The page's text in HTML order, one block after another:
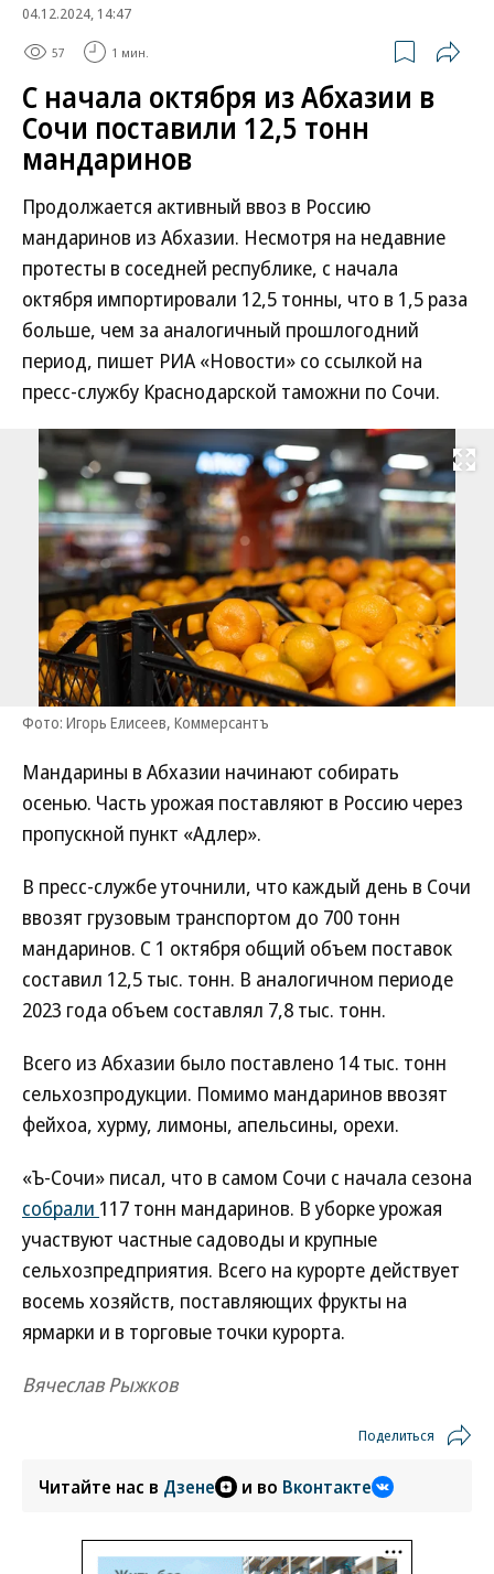
04.12.2024, 14:47
57 1 мин.
С начала октября из Абхазии в
Сочи поставили 12,5 тонн
мандаринов
Продолжается активный ввоз в Россию
мандаринов из Абхазии. Несмотря на недавние
протесты в соседней республике, с начала
октября импортировали 12,5 тонны, что в 1,5 раза
больше, чем за аналогичный прошлогодний
период, пишет РИА «Новости» со ссылкой на
пресс-службу Краснодарской таможни по Сочи.
Развернуть
Фото: Игорь Елисеев, Коммерсантъ
Мандарины в Абхазии начинают собирать
осенью. Часть урожая поставляют в Россию через
пропускной пункт «Адлер».
В пресс-службе уточнили, что каждый день в Сочи
ввозят грузовым транспортом до 700 тонн
мандаринов. С 1 октября общий объем поставок
составил 12,5 тыс. тонн. В аналогичном периоде
2023 года объем составлял 7,8 тыс. тонн.
Всего из Абхазии было поставлено 14 тыс. тонн
сельхозпродукции. Помимо мандаринов ввозят
фейхоа, хурму, лимоны, апельсины, орехи.
«Ъ-Сочи» писал, что в самом Сочи с начала сезона
собрали 117 тонн мандаринов. В уборке урожая
участвуют частные садоводы и крупные
сельхозпредприятия. Всего на курорте действует
восемь хозяйств, поставляющих фрукты на
ярмарки и в торговые точки курорта.
Вячеслав Рыжков
Поделиться
Читайте нас в Дзене и во Вконтакте